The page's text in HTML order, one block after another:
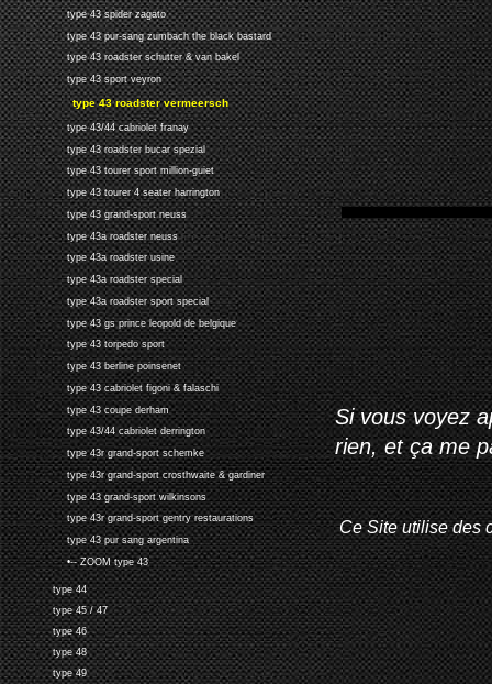
type 43 spider zagato
type 43 pur-sang zumbach the black bastard
type 43 roadster schutter & van bakel
type 43 sport veyron
type 43 roadster vermeersch
type 43/44 cabriolet franay
type 43 roadster bucar spezial
type 43 tourer sport million-guiet
type 43 tourer 4 seater harrington
type 43 grand-sport neuss
type 43a roadster neuss
type 43a roadster usine
type 43a roadster special
type 43a roadster sport special
type 43 gs prince leopold de belgique
type 43 torpedo sport
type 43 berline poinsenet
type 43 cabriolet figoni & falaschi
type 43 coupe derham
type 43/44 cabriolet derrington
type 43r grand-sport schemke
type 43r grand-sport crosthwaite & gardiner
type 43 grand-sport wilkinsons
type 43r grand-sport gentry restaurations
type 43 pur sang argentina
•-- ZOOM type 43
type 44
type 45 / 47
type 46
type 48
type 49
Si vous voyez
rien, et ça me
Ce Site utilise des